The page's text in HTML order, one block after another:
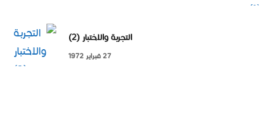
التجربة والاختبار (2)
27 فبراير 1972